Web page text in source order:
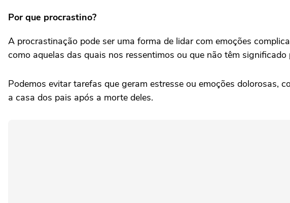
Por que procrastino?
A procrastinação pode ser uma forma de lidar com emoções
como aquelas das quais nos ressentimos ou que não têm significado
Podemos evitar tarefas que geram estresse ou emoções dolorosas,
a casa dos pais após a morte deles.